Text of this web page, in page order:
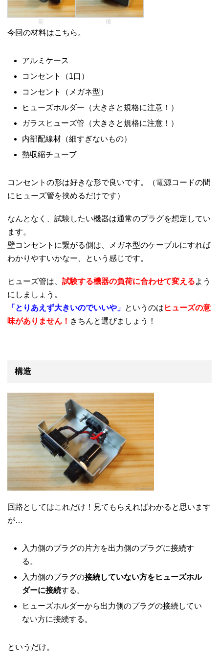
前 後
今回の材料はこちら。
アルミケース
コンセント（1口）
コンセント（メガネ型）
ヒューズホルダー（大きさと規格に注意！）
ガラスヒューズ管（大きさと規格に注意！）
内部配線材（細すぎないもの）
熱収縮チューブ
コンセントの形は好きな形で良いです。（電源コードの間
にヒューズ管を挟めるだけです）
なんとなく、試験したい機器は通常のプラグを想定してい
ます。
壁コンセントに繋がる側は、メガネ型のケーブルにすれば
わかりやすいかなー、という感じです。
ヒューズ管は、 試験する機器の負荷に合わせて変えるよう
にしましょう。
「とりあえず大きいのでいいや」 というのは ヒューズの意
味がありません！ きちんと選びましょう！
構造
回路としてはこれだけ！見てもらえればわかると思います
が…
入力側のプラグの片方を出力側のプラグに接続す
る。
入力側のプラグの接続していない方をヒューズホル
ダーに接続する。
ヒューズホルダーから出力側のプラグの接続してい
ない方に接続する。
というだけ。